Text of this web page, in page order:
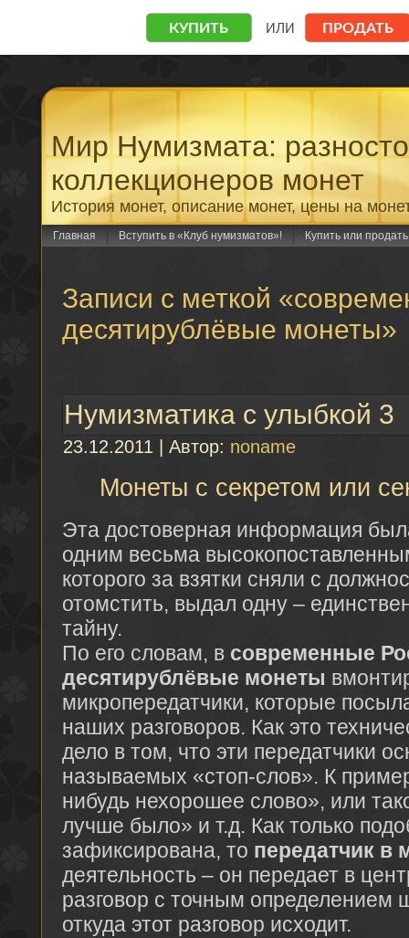
Мир Нумизмата:
коллекционеров монет
История монет, описание монет, цены на
Главная Вступить в «Клуб нумизматов»! Купить или
Записи с меткой
десятирублёвые монеты»
Нумизматика с улыбкой 3
23.12.2011 | Автор: noname
Монеты с секретом или
Эта достоверная информация
одним весьма
которого за взятки сняли с
отомстить, выдал одну –
тайну.
По его словам, в современные
десятирублёвые монеты
микропередатчики, которые
наших разговоров. Как это
дело в том, что эти передатчики
называемых «стоп-слов». К
нибудь нехорошее слово», или
лучше было» и т.д. Как только
зафиксирована, то передатчик в
деятельность – он передает в
разговор с точным определением
откуда этот разговор исходит.